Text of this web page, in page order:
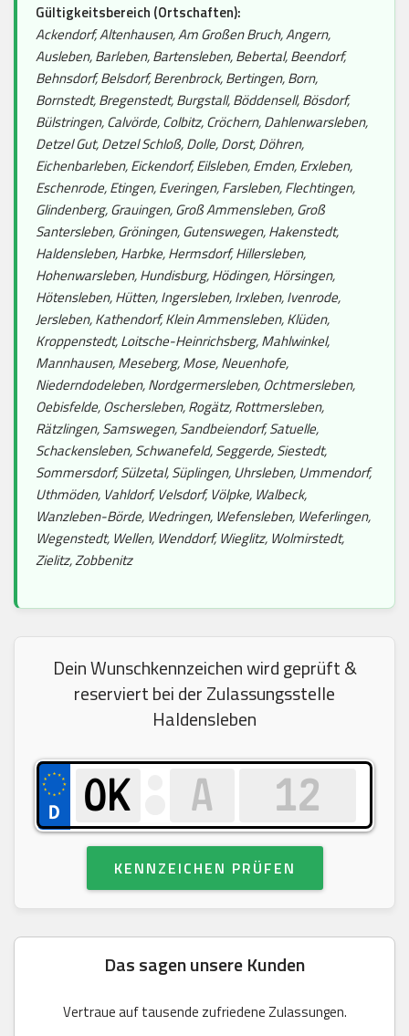
Gültigkeitsbereich (Ortschaften):
Ackendorf, Altenhausen, Am Großen Bruch, Angern,
Ausleben, Barleben, Bartensleben, Bebertal, Beendorf,
Behnsdorf, Belsdorf, Berenbrock, Bertingen, Born,
Bornstedt, Bregenstedt, Burgstall, Böddensell, Bösdorf,
Bülstringen, Calvörde, Colbitz, Cröchern, Dahlenwarsleben,
Detzel Gut, Detzel Schloß, Dolle, Dorst, Döhren,
Eichenbarleben, Eickendorf, Eilsleben, Emden, Erxleben,
Eschenrode, Etingen, Everingen, Farsleben, Flechtingen,
Glindenberg, Grauingen, Groß Ammensleben, Groß
Santersleben, Gröningen, Gutenswegen, Hakenstedt,
Haldensleben, Harbke, Hermsdorf, Hillersleben,
Hohenwarsleben, Hundisburg, Hödingen, Hörsingen,
Hötensleben, Hütten, Ingersleben, Irxleben, Ivenrode,
Jersleben, Kathendorf, Klein Ammensleben, Klüden,
Kroppenstedt, Loitsche-Heinrichsberg, Mahlwinkel,
Mannhausen, Meseberg, Mose, Neuenhofe,
Niederndodeleben, Nordgermersleben, Ochtmersleben,
Oebisfelde, Oschersleben, Rogätz, Rottmersleben,
Rätzlingen, Samswegen, Sandbeiendorf, Satuelle,
Schackensleben, Schwanefeld, Seggerde, Siestedt,
Sommersdorf, Sülzetal, Süplingen, Uhrsleben, Ummendorf,
Uthmöden, Vahldorf, Velsdorf, Völpke, Walbeck,
Wanzleben-Börde, Wedringen, Wefensleben, Weferlingen,
Wegenstedt, Wellen, Wenddorf, Wieglitz, Wolmirstedt,
Zielitz, Zobbenitz
Dein Wunschkennzeichen wird geprüft &
reserviert bei der Zulassungsstelle
Haldensleben
KENNZEICHEN PRÜFEN
Das sagen unsere Kunden
Vertraue auf tausende zufriedene Zulassungen.